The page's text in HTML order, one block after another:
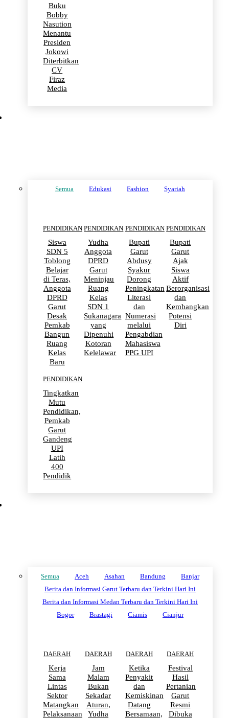
Buku
Bobby
Nasution
Menantu
Presiden
Jokowi
Diterbitkan
CV
Firaz
Media
Semua Edukasi Fashion Syariah
PENDIDIKAN
Siswa
SDN 5
Toblong
Belajar
di Teras,
Anggota
DPRD
Garut
Desak
Pemkab
Bangun
Ruang
Kelas
Baru
PENDIDIKAN
Yudha
Anggota
DPRD
Garut
Meninjau
Ruang
Kelas
SDN 1
Sukanagara
yang
Dipenuhi
Kotoran
Kelelawar
PENDIDIKAN
Bupati
Garut
Abdusy
Syakur
Dorong
Peningkatan
Literasi
dan
Numerasi
melalui
Pengabdian
Mahasiswa
PPG UPI
PENDIDIKAN
Bupati
Garut
Ajak
Siswa
Aktif
Berorganisasi
dan
Kembangkan
Potensi
Diri
PENDIDIKAN
Tingkatkan
Mutu
Pendidikan,
Pemkab
Garut
Gandeng
UPI
Latih
400
Pendidik
Semua Aceh Asahan Bandung
Banjar
Berita dan Informasi Garut Terbaru dan Terkini Hari Ini
Berita dan Informasi Medan Terbaru dan Terkini Hari Ini
Bogor
Brastagi Ciamis Cianjur
DAERAH
Kerja
Sama
Lintas
Sektor
Matangkan
Pelaksanaan
DAERAH
Jam
Malam
Bukan
Sekadar
Aturan,
Yudha
DAERAH
Ketika
Penyakit
dan
Kemiskinan
Datang
Bersamaan,
DAERAH
Festival
Hasil
Pertanian
Garut
Resmi
Dibuka